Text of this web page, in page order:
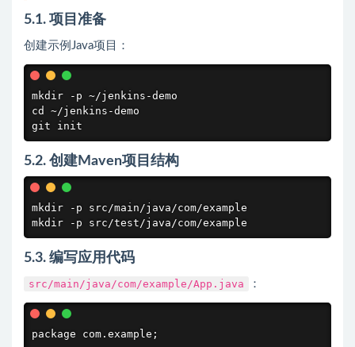
5.1. 项目准备
创建示例Java项目：
mkdir -p ~/jenkins-demo
cd ~/jenkins-demo
git init
5.2. 创建Maven项目结构
mkdir -p src/main/java/com/example
mkdir -p src/test/java/com/example
5.3. 编写应用代码
src/main/java/com/example/App.java ：
package com.example;